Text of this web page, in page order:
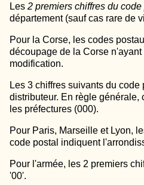
Les 2 premiers chiffres du code
département (sauf cas rare de
Pour la Corse, les codes
découpage de la Corse
modification.
Les 3 chiffres suivants du
distributeur. En règle générale,
les préfectures (000).
Pour Paris, Marseille et Lyon,
code postal indiquent
Pour l'armée, les 2 premiers
'00'.